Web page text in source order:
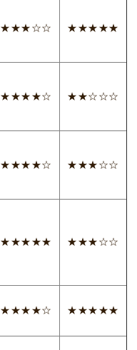
★★★☆☆ ★★★★★
★★★★☆ ★★☆☆☆
★★★★☆ ★★★☆☆
★★★★★ ★★★☆☆
★★★★☆ ★★★★★